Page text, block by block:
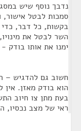
נדבך נוסף שיש
סמכות לבטל אישור,
בקשות, כל דבר, כדי
השר לבטל את
ימנו את אותו בודק
חשוב גם להדגיש –
הוא בודק מאזן. אין
בעת מתן צו חיוב
ראי של מצב נכסיו,